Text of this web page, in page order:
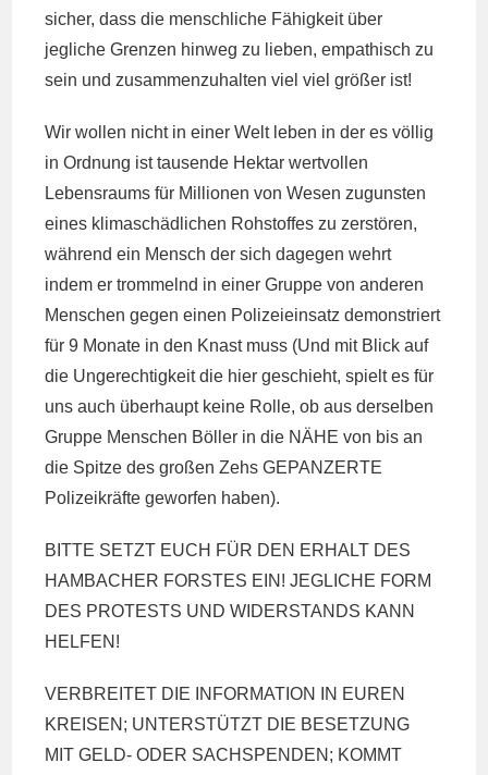
sicher, dass die menschliche Fähigkeit über
jegliche Grenzen hinweg zu lieben, empathisch zu
sein und zusammenzuhalten viel viel größer ist!
Wir wollen nicht in einer Welt leben in der es völlig
in Ordnung ist tausende Hektar wertvollen
Lebensraums für Millionen von Wesen zugunsten
eines klimaschädlichen Rohstoffes zu zerstören,
während ein Mensch der sich dagegen wehrt
indem er trommelnd in einer Gruppe von anderen
Menschen gegen einen Polizeieinsatz demonstriert
für 9 Monate in den Knast muss (Und mit Blick auf
die Ungerechtigkeit die hier geschieht, spielt es für
uns auch überhaupt keine Rolle, ob aus derselben
Gruppe Menschen Böller in die NÄHE von bis an
die Spitze des großen Zehs GEPANZERTE
Polizeikräfte geworfen haben).
BITTE SETZT EUCH FÜR DEN ERHALT DES
HAMBACHER FORSTES EIN! JEGLICHE FORM
DES PROTESTS UND WIDERSTANDS KANN
HELFEN!
VERBREITET DIE INFORMATION IN EUREN
KREISEN; UNTERSTÜTZT DIE BESETZUNG
MIT GELD- ODER SACHSPENDEN; KOMMT